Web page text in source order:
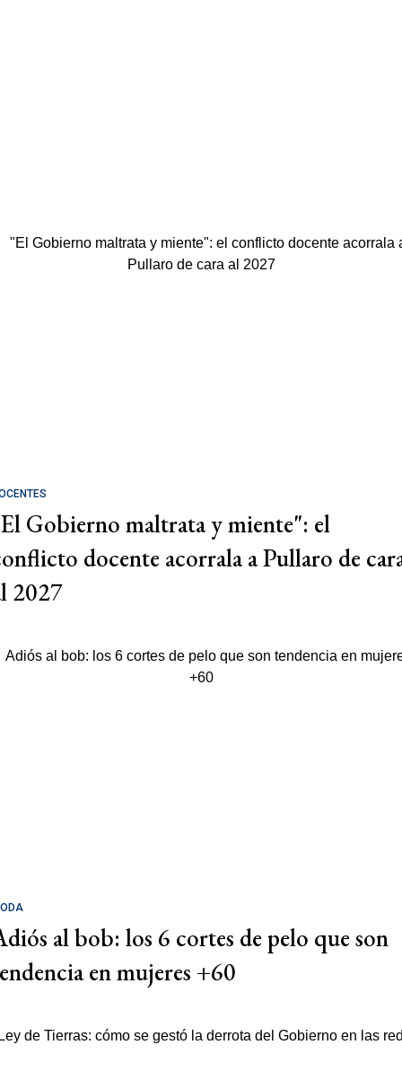
Gobierno maltrata y miente": el
docente acorrala a Pullaro de
2027
al bob: los 6 cortes de pelo que son
en mujeres +60